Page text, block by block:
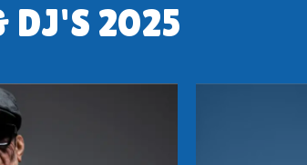
DJ'S 2025